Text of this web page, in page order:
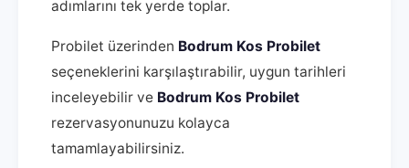
adımlarını tek yerde toplar.
Probilet üzerinden Bodrum Kos Probilet
seçeneklerini karşılaştırabilir, uygun tarihleri
inceleyebilir ve Bodrum Kos Probilet
rezervasyonunuzu kolayca
tamamlayabilirsiniz.